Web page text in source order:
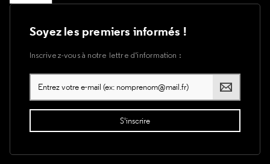
Soyez les premiers informés !
Inscrivez-vous à notre lettre d’information :